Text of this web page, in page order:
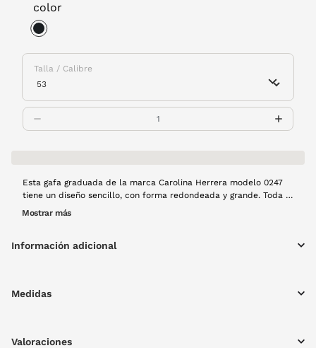
color
Talla / Calibre
Esta gafa graduada de la marca Carolina Herrera modelo 0247
tiene un diseño sencillo, con forma redondeada y grande. Toda la
montura es de pasta en tono negro pero tiene un detalle en
Mostrar más
Información adicional
Medidas
Valoraciones